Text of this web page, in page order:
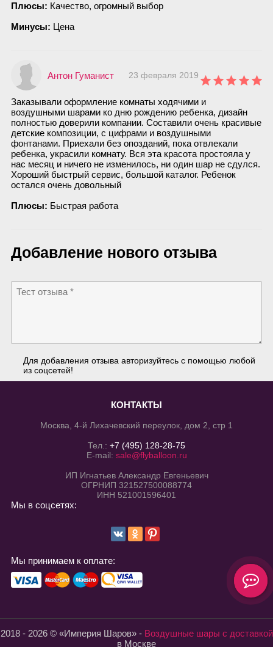
Плюсы: Качество, огромный выбор
Минусы: Цена
Антон Гуманист 23 февраля 2019
Заказывали оформление комнаты ходячими и
воздушными шарами ко дню рождению ребенка, дизайн
полностью доверили компании. Составили очень красивые
детские композиции, с цифрами и воздушными
фонтанами. Приехали без опозданий, пока отвлекали
ребенка, украсили комнату. Вся эта красота простояла у
нас месяц и ничего не изменилось, ни один шар не сдулся.
Хороший быстрый сервис, большой каталог. Ребенок
остался очень довольный
Плюсы: Быстрая работа
Добавление нового отзыва
Для добавления отзыва авторизуйтесь с помощью любой
из соцсетей!
КОНТАКТЫ
Москва, 4-й Лихачевский переулок, дом 2, стр 1
Тел.: +7 (495) 128-28-75
E-mail: sale@flyballoon.ru
ИП Игнатьев Александр Евгеньевич
ОГРНИП 321527500088774
ИНН 521001596401
Мы в соцсетях:
Мы принимаем к оплате:
2018 - 2026 © «Империя Шаров» - Воздушные шары с доставкой
в Москве